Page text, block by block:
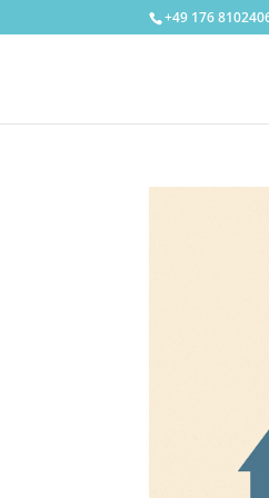
+49 176